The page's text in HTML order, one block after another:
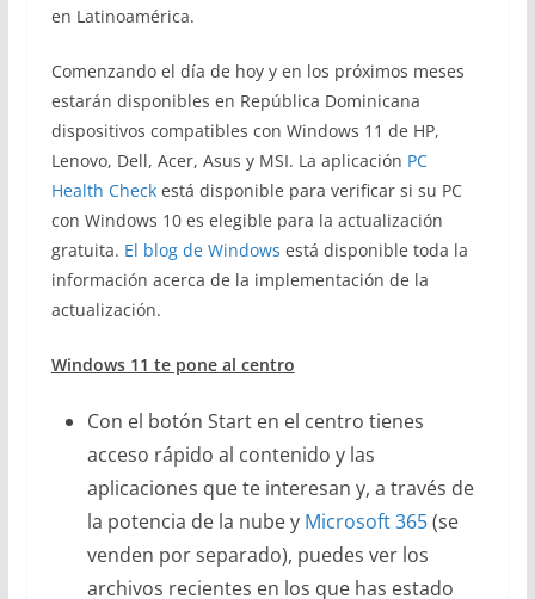
en Latinoamérica.
Comenzando el día de hoy y en los próximos meses
estarán disponibles en República Dominicana
dispositivos compatibles con Windows 11 de HP,
Lenovo, Dell, Acer, Asus y MSI. La aplicación PC
Health Checkestá disponible para verificar si su PC
con Windows 10 es elegible para la actualización
gratuita. El blog de Windows está disponible toda la
información acerca de la implementación de la
actualización.
Windows 11 te pone al centro
Con el botón Start en el centro tienes
acceso rápido al contenido y las
aplicaciones que te interesan y, a través de
la potencia de la nube y Microsoft 365(se
venden por separado), puedes ver los
archivos recientes en los que has estado